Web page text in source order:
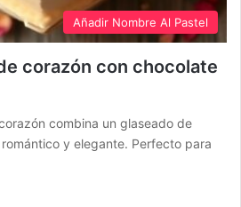
Añadir Nombre Al Pastel
corazón con chocolate
combina un glaseado de
y elegante. Perfecto para